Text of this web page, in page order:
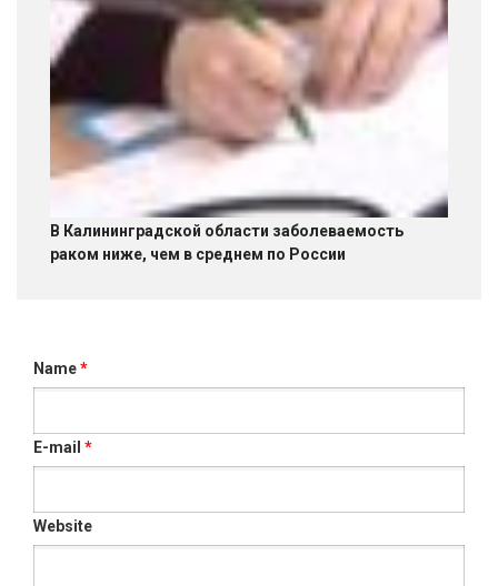
В Калининградской области заболеваемость
раком ниже, чем в среднем по России
Name*
E-mail *
Website